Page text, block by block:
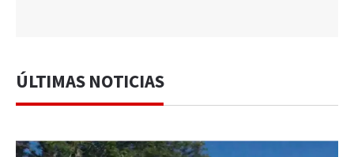
ÚLTIMAS NOTICIAS